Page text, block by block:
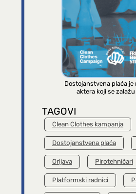
Dostojanstvena plaća
aktera koji se
TAGOVI
Clean Clothes kampanja
Dostojanstvena plaća
Orljava Pirotehničari
Platformski radnici